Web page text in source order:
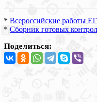
* Всероссийские работы
* Сборник готовых
Поделиться: